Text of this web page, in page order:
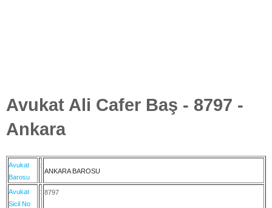
Avukat Ali Cafer Baş - 8797 -
Ankara
Avukat
Barosu
:
ANKARA BAROSU
Avukat
Sicil No
: 8797